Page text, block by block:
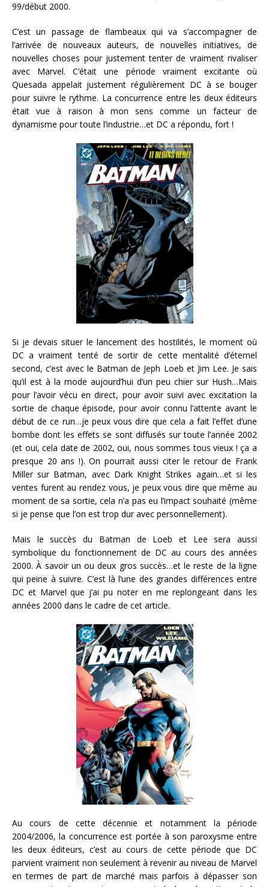
99/début 2000.
C’est un passage de flambeaux qui va s’accompagner de
l’arrivée de nouveaux auteurs, de nouvelles initiatives, de
nouvelles choses pour justement tenter de vraiment rivaliser
avec Marvel. C’était une période vraiment excitante où
Quesada appelait justement régulièrement DC à se bouger
pour suivre le rythme. La concurrence entre les deux éditeurs
était vue à raison à mon sens comme un facteur de
dynamisme pour toute l’industrie…et DC a répondu, fort !
Si je devais situer le lancement des hostilités, le moment où
DC a vraiment tenté de sortir de cette mentalité d’éternel
second, c’est avec le Batman de Jeph Loeb et Jim Lee. Je sais
qu’il est à la mode aujourd’hui d’un peu chier sur Hush…Mais
pour l’avoir vécu en direct, pour avoir suivi avec excitation la
sortie de chaque épisode, pour avoir connu l’attente avant le
début de ce run…je peux vous dire que cela a fait l’effet d’une
bombe dont les effets se sont diffusés sur toute l’année 2002
(et oui, cela date de 2002, oui, nous sommes tous vieux ! ça a
presque 20 ans !). On pourrait aussi citer le retour de Frank
Miller sur Batman, avec Dark Knight Strikes again…et si les
ventes furent au rendez vous, je peux vous dire que même au
moment de sa sortie, cela n’a pas eu l’impact souhaité (même
si je pense que l’on est trop dur avec personnellement).
Mais le succès du Batman de Loeb et Lee sera aussi
symbolique du fonctionnement de DC au cours des années
2000. À savoir un ou deux gros succès…et le reste de la ligne
qui peine à suivre. C’est là l’une des grandes différences entre
DC et Marvel que j’ai pu noter en me replongeant dans les
années 2000 dans le cadre de cet article.
Au cours de cette décennie et notamment la période
2004/2006, la concurrence est portée à son paroxysme entre
les deux éditeurs, c’est au cours de cette période que DC
parvient vraiment non seulement à revenir au niveau de Marvel
en termes de part de marché mais parfois à dépasser son